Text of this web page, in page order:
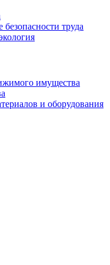
труда
имущества
и оборудования